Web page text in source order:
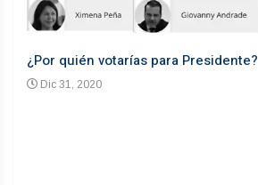
¿Por quién votarías para Presidente?
Dic 31, 2020